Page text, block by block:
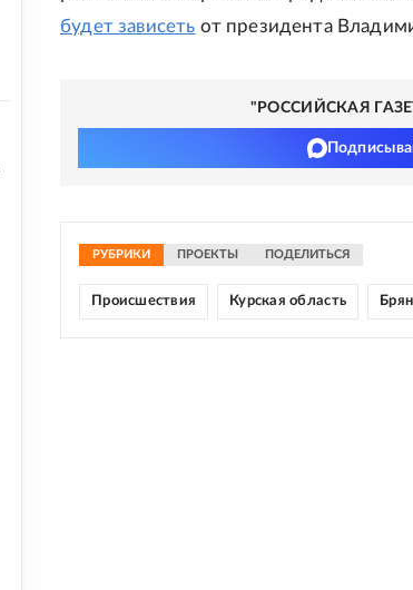
будет зависеть от президента
"РОССИЙСКАЯ
РУБРИКИ ПРОЕКТЫ ПОДЕЛИТЬСЯ
Происшествия Курская область